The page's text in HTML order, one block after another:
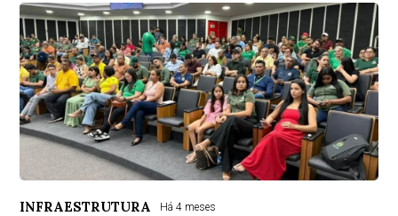
INFRAESTRUTURA Há 4 meses